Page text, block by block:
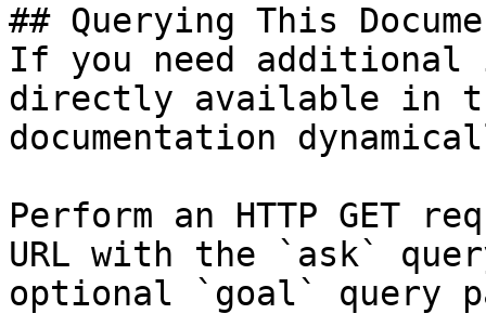
## Querying This
If you need
directly available in
documentation
Perform an HTTP GET
URL with the `ask`
optional `goal` query